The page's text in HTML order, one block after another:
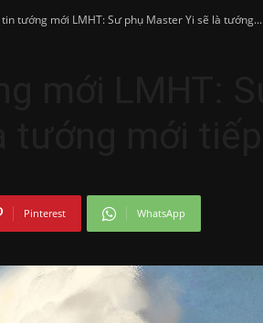
tướng mới LMHT: Sư phụ Master Yi sẽ là tướng...
Pinterest WhatsApp